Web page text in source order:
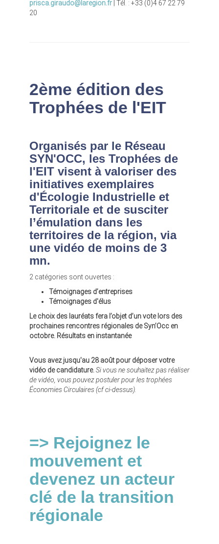
prisca.giraudo@laregion.fr | Tél. : +33 (0)4 67 22 79
20
2ème édition des
Trophées de l'EIT
Organisés par le Réseau
SYN'OCC, les Trophées de
l'EIT visent à valoriser des
initiatives exemplaires
d'Écologie Industrielle et
Territoriale et de susciter
l’émulation dans les
territoires de la région, via
une vidéo de moins de 3
mn.
2 catégories sont ouvertes :
Témoignages d’entreprises
Témoignages d'élus
Le choix des lauréats fera l’objet d’un vote lors des
prochaines rencontres régionales de Syn’Occ en
octobre. Résultats en instantanée
Vous avez jusqu'au 28 août pour déposer votre
vidéo de candidature. Si vous ne souhaitez pas réaliser
de vidéo, vous pouvez postuler pour les trophées
Économies Circulaires (cf ci-dessus).
=> Rejoignez le
mouvement et
devenez un acteur
clé de la transition
régionale